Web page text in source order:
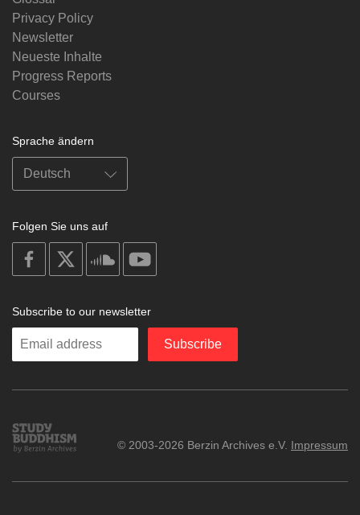
Privacy Policy
Newsletter
Neueste Inhalte
Progress Reports
Courses
Sprache ändern
Folgen Sie uns auf
on
facebook
soundcloud
Subscribe to our newsletter
Enter
Subscribe
Study
Buddhism
© 2003-2026 Berzin Archives e.V. Impressum